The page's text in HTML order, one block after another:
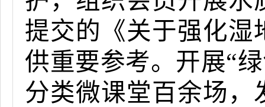
提交的《关于强化湿
供重要参考。开展“
分类微课堂百余场，